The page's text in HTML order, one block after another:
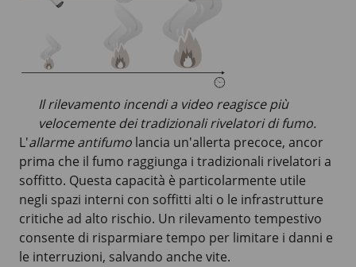
Il rilevamento incendi a video reagisce più
velocemente dei tradizionali rivelatori di fumo.
L'allarme antifumo lancia un'allerta precoce, ancor
prima che il fumo raggiunga i tradizionali rivelatori a
soffitto. Questa capacità è particolarmente utile
negli spazi interni con soffitti alti o le infrastrutture
critiche ad alto rischio. Un rilevamento tempestivo
consente di risparmiare tempo per limitare i danni e
le interruzioni, salvando anche vite.